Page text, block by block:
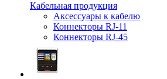
Кабельная продукция
Аксессуары к кабелю
Коннекторы RJ-11
Коннекторы RJ-45